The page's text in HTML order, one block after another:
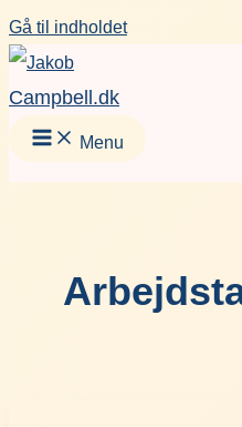
Gå til indholdet
Campbell.dk
Menu